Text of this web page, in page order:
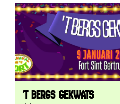
'T BERGS GEKWATS